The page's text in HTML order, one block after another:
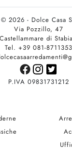
© 2026 - Dolce Casa
Via Pozzillo, 47
di
Tel. +39 081-8711353
P.IVA 09831731212